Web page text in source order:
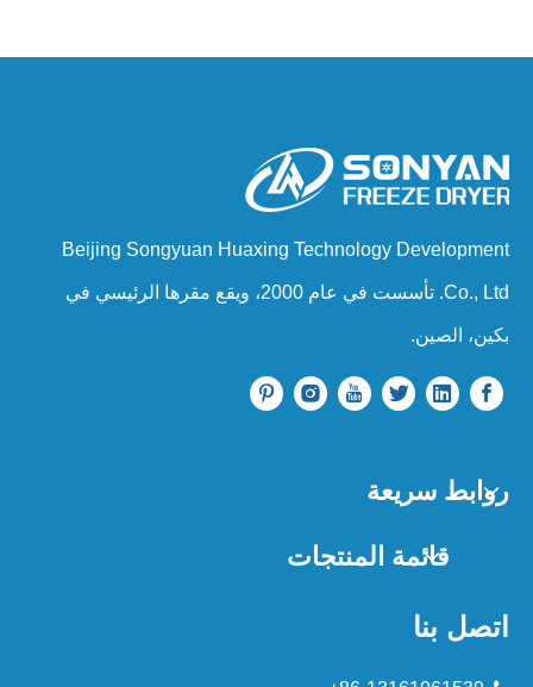
Beijing Songyuan Huaxing Technology Development
Co., Ltd. تأسست في عام 2000، ويقع مقرها الرئيسي في
بكين، الصين.
روابط سريعة
قائمة المنتجات
اتصل بنا